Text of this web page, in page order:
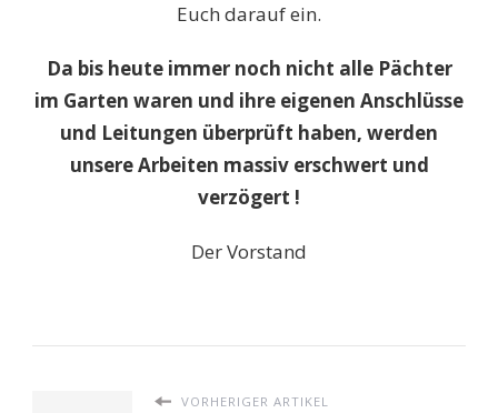
Euch darauf ein.
Da bis heute immer noch nicht alle Pächter
im Garten waren und ihre eigenen Anschlüsse
und Leitungen überprüft haben, werden
unsere Arbeiten massiv erschwert und
verzögert !
Der Vorstand
VORHERIGER ARTIKEL